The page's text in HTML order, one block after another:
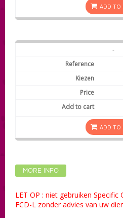
ADD TO
-
ADD TO
MORE INFO
LET OP : niet gebruiken
FCD-L zonder advies van uw